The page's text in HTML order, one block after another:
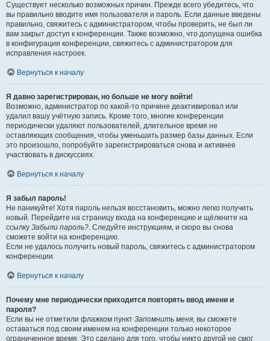
Существует несколько возможных причин. Прежде всего убедитесь, что
вы правильно вводите имя пользователя и пароль. Если данные введены
правильно, свяжитесь с администратором, чтобы проверить, не был ли
вам закрыт доступ к конференции. Также возможно, что допущена ошибка
в конфигурации конференции, свяжитесь с администратором для
исправления настроек.
Вернуться к началу
Я давно зарегистрирован, но больше не могу войти!
Возможно, администратор по какой-то причине деактивировал или
удалил вашу учётную запись. Кроме того, многие конференции
периодически удаляют пользователей, длительное время не
оставляющих сообщения, чтобы уменьшить размер базы данных. Если
это произошло, попробуйте зарегистрироваться снова и активнее
участвовать в дискуссиях.
Вернуться к началу
Я забыл пароль!
Не паникуйте! Хотя пароль нельзя восстановить, можно легко получить
новый. Перейдите на страницу входа на конференцию и щёлкните на
ссылку Забыли пароль?. Следуйте инструкциям, и скоро вы снова
сможете войти на конференцию.
Если не удалось получить новый пароль, свяжитесь с администратором
конференции.
Вернуться к началу
Почему мне периодически приходится повторять ввод имени и
пароля?
Если вы не отметили флажком пункт Запомнить меня, вы сможете
оставаться под своим именем на конференции только некоторое
ограниченное время. Это сделано для того, чтобы никто другой не смог